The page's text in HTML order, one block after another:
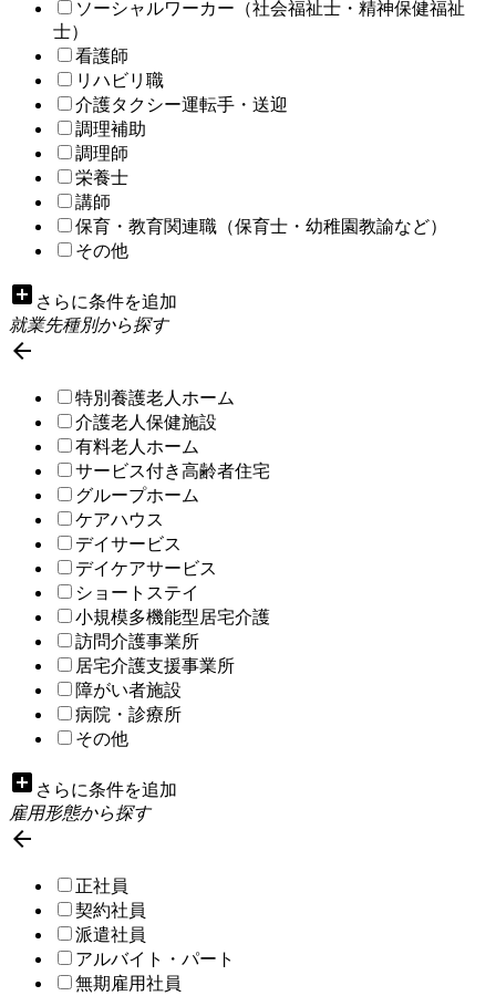
ソーシャルワーカー（社会福祉士・精神保健福祉
士）
看護師
リハビリ職
介護タクシー運転手・送迎
調理補助
調理師
栄養士
講師
保育・教育関連職（保育士・幼稚園教諭など）
その他
add_box さらに条件を追加
就業先種別から探す

特別養護老人ホーム
介護老人保健施設
有料老人ホーム
サービス付き高齢者住宅
グループホーム
ケアハウス
デイサービス
デイケアサービス
ショートステイ
小規模多機能型居宅介護
訪問介護事業所
居宅介護支援事業所
障がい者施設
病院・診療所
その他
add_box さらに条件を追加
雇用形態から探す

正社員
契約社員
派遣社員
アルバイト・パート
無期雇用社員